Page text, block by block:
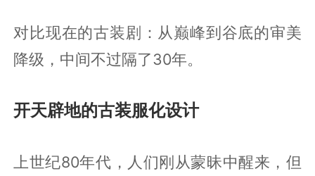
对比现在的古装剧：从巅峰到谷底的审美
降级，中间不过隔了30年。
开天辟地的古装服化设计
上世纪80年代，人们刚从蒙昧中醒来，但